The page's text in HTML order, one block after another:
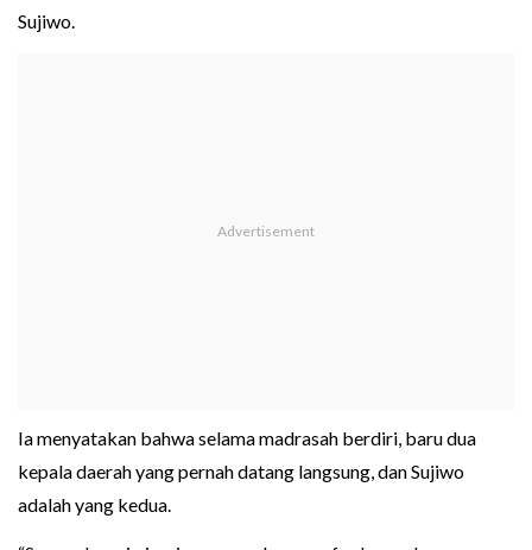
Sujiwo.
Ia menyatakan bahwa selama madrasah berdiri, baru dua
kepala daerah yang pernah datang langsung, dan Sujiwo
adalah yang kedua.